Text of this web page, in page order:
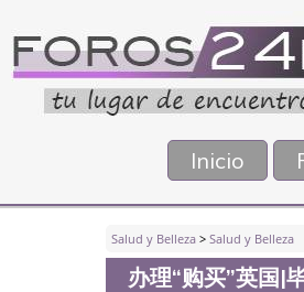
Inicio
Salud y Belleza > Salud y Belleza
办理“购买”英国|